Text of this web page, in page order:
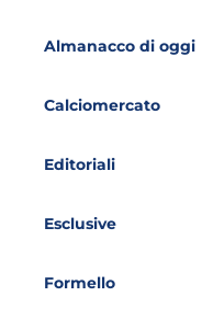
Almanacco di oggi
Calciomercato
Editoriali
Esclusive
Formello